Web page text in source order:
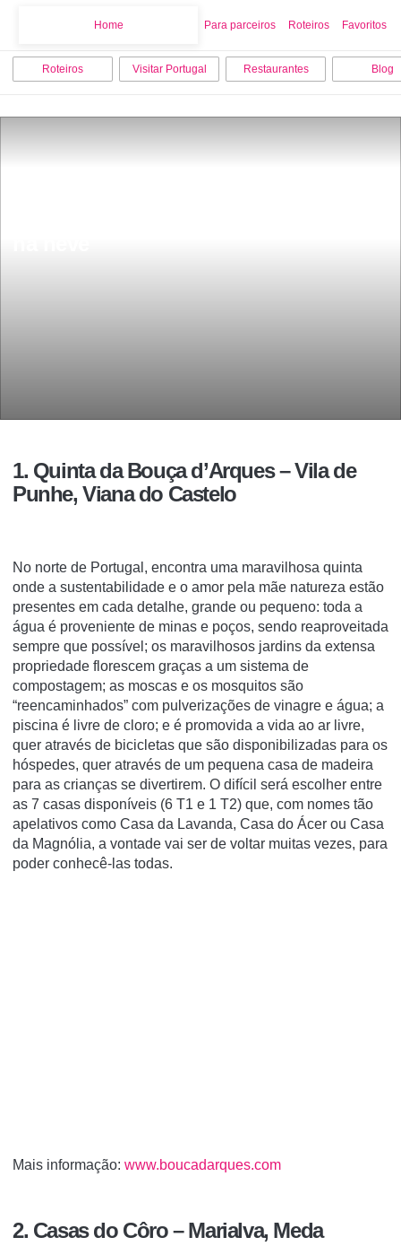
Home Para parceiros Roteiros Favoritos
Roteiros Visitar Portugal Restaurantes Blog
1. Quinta da Bouça d’Arques – Vila de
Punhe, Viana do Castelo
No norte de Portugal, encontra uma maravilhosa quinta
onde a sustentabilidade e o amor pela mãe natureza estão
presentes em cada detalhe, grande ou pequeno: toda a
água é proveniente de minas e poços, sendo reaproveitada
sempre que possível; os maravilhosos jardins da extensa
propriedade florescem graças a um sistema de
compostagem; as moscas e os mosquitos são
“reencaminhados” com pulverizações de vinagre e água; a
piscina é livre de cloro; e é promovida a vida ao ar livre,
quer através de bicicletas que são disponibilizadas para os
hóspedes, quer através de um pequena casa de madeira
para as crianças se divertirem. O difícil será escolher entre
as 7 casas disponíveis (6 T1 e 1 T2) que, com nomes tão
apelativos como Casa da Lavanda, Casa do Ácer ou Casa
da Magnólia, a vontade vai ser de voltar muitas vezes, para
poder conhecê-las todas.
Mais informação: www.boucadarques.com
2. Casas do Côro – Marialva, Meda